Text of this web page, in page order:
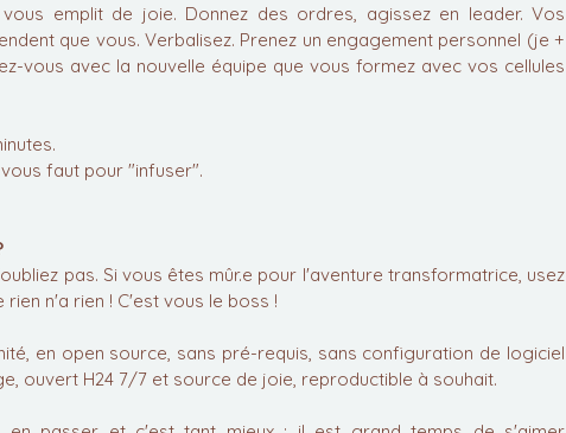
emplit de joie. Donnez des ordres, agissez en leader. Vos
que vous. Verbalisez. Prenez un engagement personnel (je +
vous avec la nouvelle équipe que vous formez avec vos cellules
faut pour "infuser".
pas. Si vous êtes mûr.e pour l'aventure transformatrice, usez
n'a rien ! C'est vous le boss !
en open source, sans pré-requis, sans configuration de logiciel
ouvert H24 7/7 et source de joie, reproductible à souhait.